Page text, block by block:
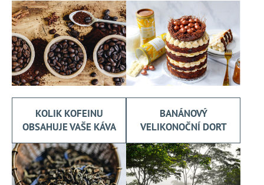
KOLIK KOFEINU
OBSAHUJE VAŠE KÁVA
BANÁNOVÝ
VELIKONOČNÍ DORT